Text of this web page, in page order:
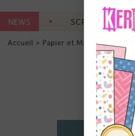
NEWS SCRAP CARTERIE
Accueil > Papier et Matière